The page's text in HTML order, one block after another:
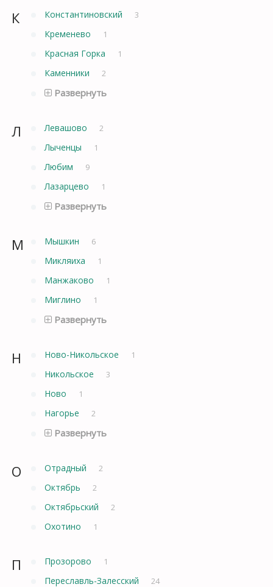
К Константиновский 3
Кременево 1
Красная Горка 1
Каменники 2
Развернуть
Л Левашово 2
Лыченцы 1
Любим 9
Лазарцево 1
Развернуть
М Мышкин 6
Микляиха 1
Манжаково 1
Миглино 1
Развернуть
Н Ново-Никольское 1
Никольское 3
Ново 1
Нагорье 2
Развернуть
О Отрадный 2
Октябрь 2
Октябрьский 2
Охотино 1
П Прозорово 1
Переславль-Залесский 24